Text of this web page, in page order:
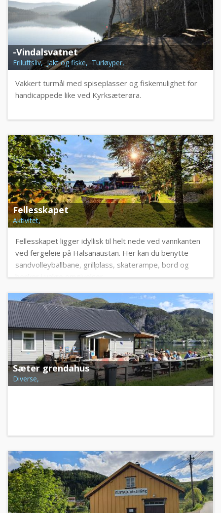
-Vindalsvatnet
Friluftsliv, Jakt og fiske, Turløyper,
Vakkert turmål med spiseplasser og fiskemulighet for
handicappede like ved Kyrksæterøra.
Fellesskapet
Aktivitet,
Fellesskapet ligger idyllisk til helt nede ved vannkanten
ved fergeleie på Halsanaustan. Her kan du benytte
sandvolleyballbane, grillplass, skaterampe, bord og
benker i vakre omgivelser.
Sæter grendahus
Diverse,